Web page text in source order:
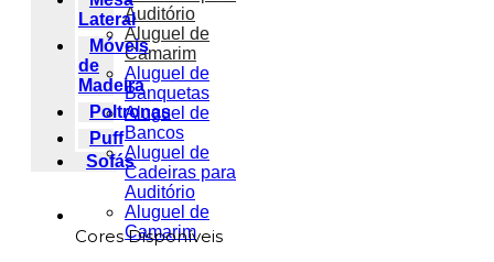
Auditório
Aluguel de
Camarim
Aluguel de
Banquetas
Aluguel de
Bancos
Aluguel de
Cadeiras para
Auditório
Aluguel de
Camarim
Lateral
Móveis
de
Madeira
Poltronas
Puff
Sofás
Cores Disponíveis